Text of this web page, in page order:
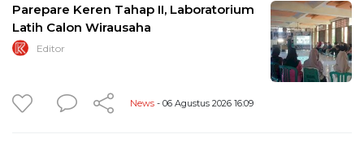
Parepare Keren Tahap II, Laboratorium
Latih Calon Wirausaha
Editor
News - 06 Agustus 2026 16:09